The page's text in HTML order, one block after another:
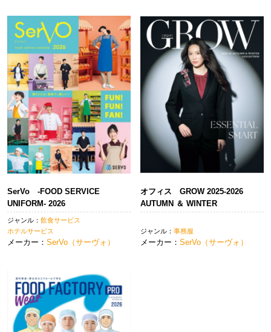
SerVo -FOOD SERVICE
UNIFORM- 2026
ジャンル： 飲食サービス
ホテルサービス
メーカー： SerVo（サーヴォ）
オフィス GROW 2025-2026
AUTUMN ＆ WINTER
ジャンル：事務服
メーカー：SerVo（サーヴォ）